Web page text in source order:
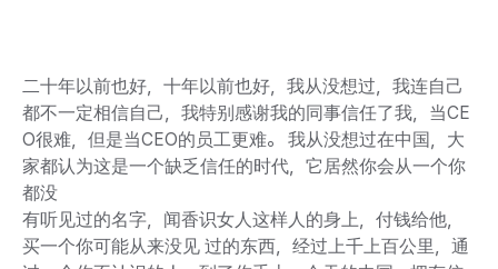
二十年以前也好，十年以前也好，我从没想过，我连自己
都不一定相信自己，我特别感谢我的同事信任了我，当CE
O很难，但是当CEO的员工更难。 我从没想过在中国，大
家都认为这是一个缺乏信任的时代，它居然你会从一个你
都没
有听见过的名字，闻香识女人这样人的身上，付钱给他，
买一个你可能从来没见 过的东西，经过上千上百公里，通